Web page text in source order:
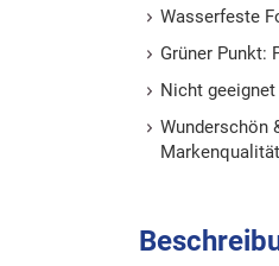
Wasserfeste
Grüner Punkt:
Nicht
Wunderschön